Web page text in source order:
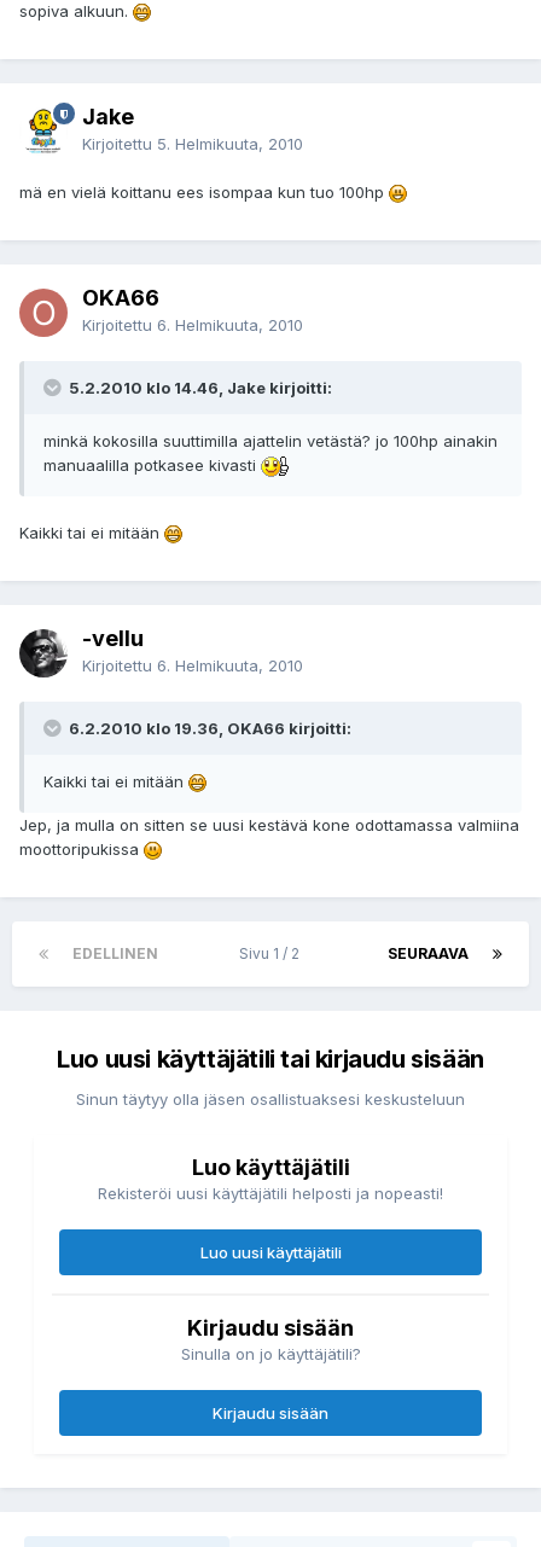
sopiva alkuun.
Jake
Kirjoitettu 5. Helmikuuta, 2010
mä en vielä koittanu ees isompaa kun tuo 100hp
OKA66
Kirjoitettu 6. Helmikuuta, 2010
5.2.2010 klo 14.46, Jake kirjoitti:
minkä kokosilla suuttimilla ajattelin vetästä? jo 100hp ainakin
manuaalilla potkasee kivasti
Kaikki tai ei mitään
-vellu
Kirjoitettu 6. Helmikuuta, 2010
6.2.2010 klo 19.36, OKA66 kirjoitti:
Kaikki tai ei mitään
Jep, ja mulla on sitten se uusi kestävä kone odottamassa valmiina
moottoripukissa
EDELLINEN SEURAAVA
Sivu 1 / 2
Luo uusi käyttäjätili tai kirjaudu sisään
Sinun täytyy olla jäsen osallistuaksesi keskusteluun
Luo käyttäjätili
Rekisteröi uusi käyttäjätili helposti ja nopeasti!
Luo uusi käyttäjätili
Kirjaudu sisään
Sinulla on jo käyttäjätili?
Kirjaudu sisään